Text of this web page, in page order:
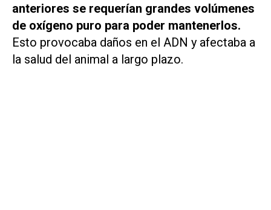
anteriores se requerían grandes volúmenes
de oxígeno puro para poder mantenerlos.
Esto provocaba daños en el ADN y afectaba a
la salud del animal a largo plazo.